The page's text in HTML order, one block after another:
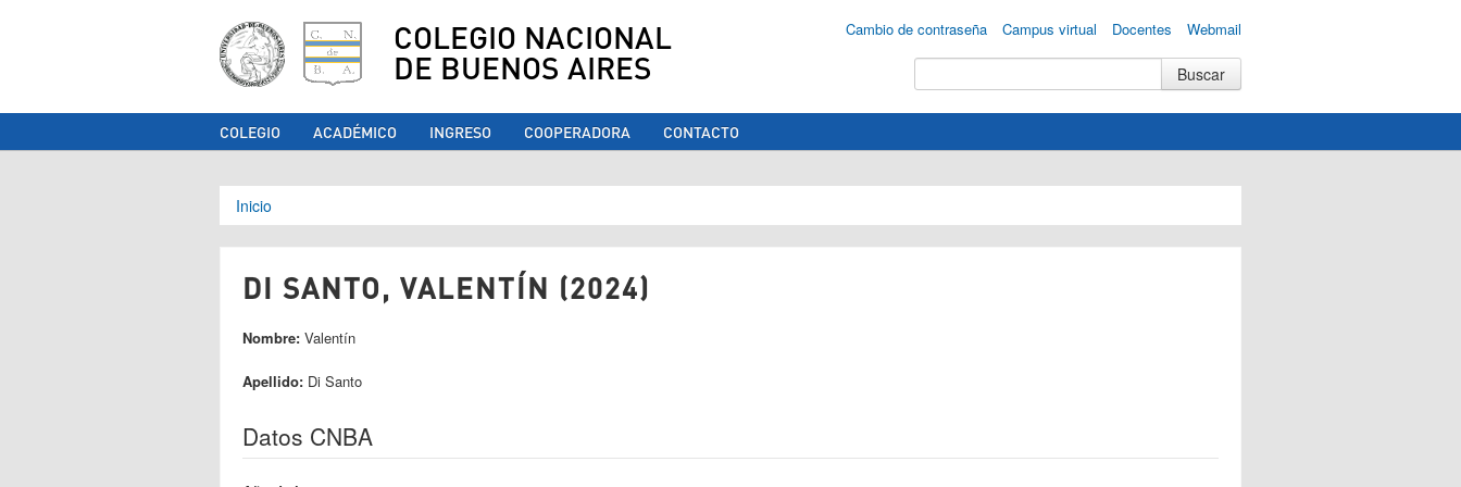
COLEGIO NACIONAL
DE BUENOS AIRES
Cambio de contraseña Campus virtual Docentes Webmail
COLEGIO ACADÉMICO INGRESO COOPERADORA CONTACTO
Se encuentra usted aquí
Inicio
DI SANTO, VALENTÍN (2024)
Nombre: Valentín
Apellido: Di Santo
Datos CNBA